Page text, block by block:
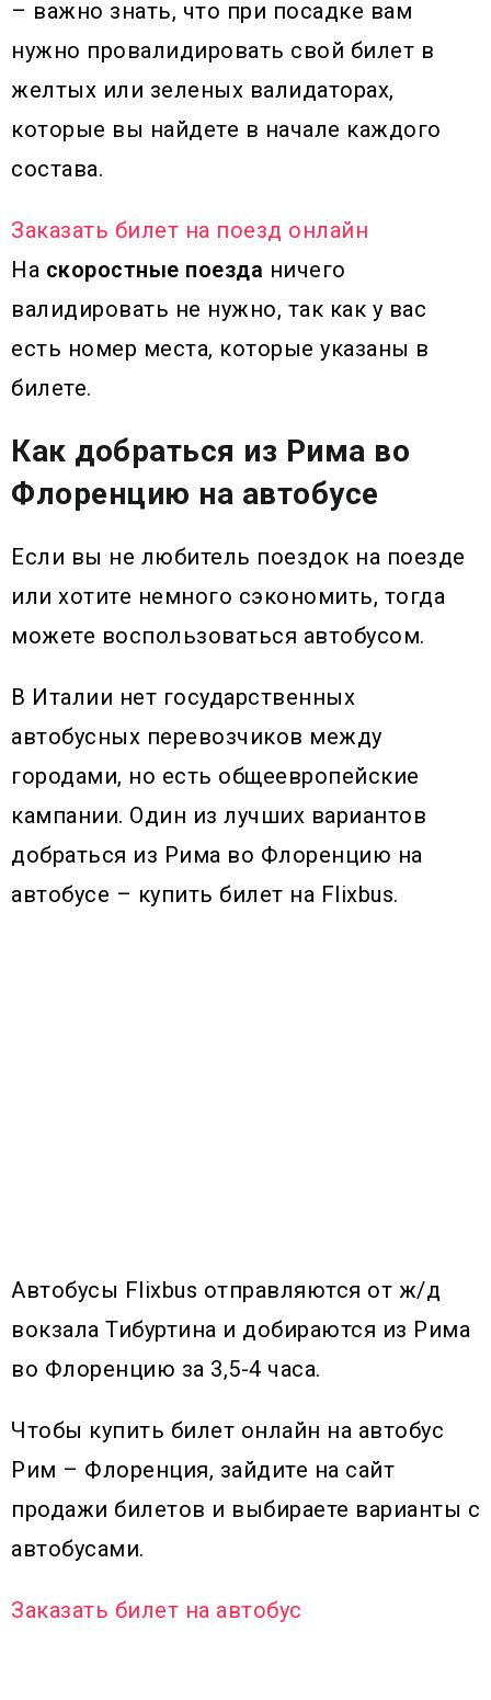
– важно знать, что при посадке вам
нужно провалидировать свой билет в
желтых или зеленых валидаторах,
которые вы найдете в начале каждого
состава.
Заказать билет на поезд онлайн
На скоростные поезда ничего
валидировать не нужно, так как у вас
есть номер места, которые указаны в
билете.
Как добраться из Рима во
Флоренцию на автобусе
Если вы не любитель поездок на поезде
или хотите немного сэкономить, тогда
можете воспользоваться автобусом.
В Италии нет государственных
автобусных перевозчиков между
городами, но есть общеевропейские
кампании. Один из лучших вариантов
добраться из Рима во Флоренцию на
автобусе – купить билет на Flixbus.
Автобусы Flixbus отправляются от ж/д
вокзала Тибуртина и добираются из Рима
во Флоренцию за 3,5-4 часа.
Чтобы купить билет онлайн на автобус
Рим – Флоренция, зайдите на сайт
продажи билетов и выбираете варианты с
автобусами.
Заказать билет на автобус